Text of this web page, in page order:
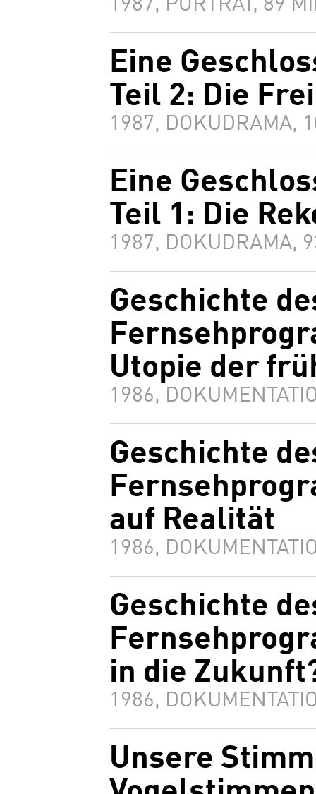
1987, PORTRÄT, 89
Eine
Teil 2: Die
1987, DOKUDRAMA,
Eine
Teil 1: Die
1987, DOKUDRAMA,
Geschichte
Utopie der
1986,
Geschichte
auf Realität
1986,
Geschichte
in die
1986,
Unsere